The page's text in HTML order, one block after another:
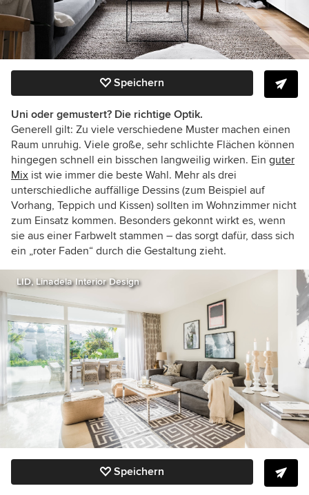
Speichern
Uni oder gemustert? Die richtige Optik.
Generell gilt: Zu viele verschiedene Muster machen einen
Raum unruhig. Viele große, sehr schlichte Flächen können
hingegen schnell ein bisschen langweilig wirken. Ein guter
Mix ist wie immer die beste Wahl. Mehr als drei
unterschiedliche auffällige Dessins (zum Beispiel auf
Vorhang, Teppich und Kissen) sollten im Wohnzimmer nicht
zum Einsatz kommen. Besonders gekonnt wirkt es, wenn
sie aus einer Farbwelt stammen – das sorgt dafür, dass sich
ein „roter Faden“ durch die Gestaltung zieht.
LID, Linadela Interior Design
Speichern